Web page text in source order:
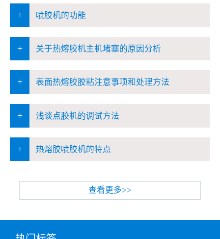
+ 喷胶机的功能
+ 关于热熔胶机主机堵塞的原因分析
+ 表面热熔胶胶粘注意事项和处理方法
+ 浅谈点胶机的调试方法
+ 热熔胶喷胶机的特点
查看更多>>